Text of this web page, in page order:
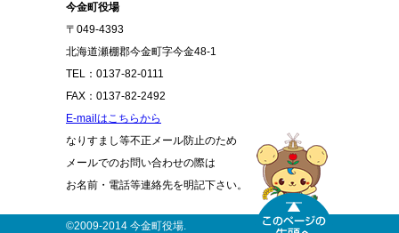
今金町役場
〒049-4393
北海道瀬棚郡今金町字今金48-1
TEL：0137-82-0111
FAX：0137-82-2492
E-mailはこちらから
なりすまし等不正メール防止のため
メールでのお問い合わせの際は
お名前・電話等連絡先を明記下さい。
©2009-2014 今金町役場.